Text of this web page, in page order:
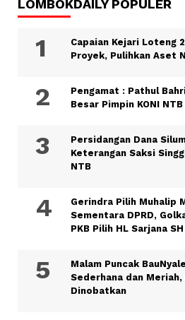
LOMBOKDAILY POPULER
Capaian Kejari Loteng
Proyek, Pulihkan Aset
Pengamat : Pathul
Besar Pimpin KONI NTB
Persidangan Dana
Keterangan Saksi
NTB
Gerindra Pilih Muhalip
Sementara DPRD,
PKB Pilih HL Sarjana SH
Malam Puncak
Sederhana dan
Dinobatkan